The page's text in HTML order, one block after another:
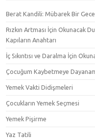
Berat Kandili: Mübarek Bir
Rızkın Artması İçin Okunacak
Kapıların Anahtarı
İç Sıkıntısı ve Daralma İçin
Çocuğum Kaybetmeye
Yemek Vakti Didişmeleri
Çocukların Yemek Seçmesi
Yemek Pişirme
Yaz Tatili